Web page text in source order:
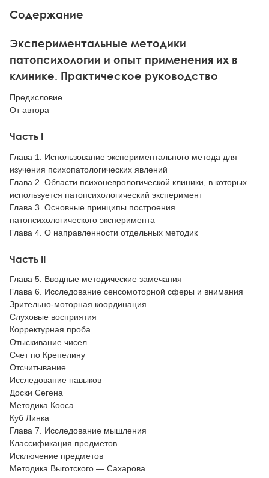
Содержание
Экспериментальные методики
патопсихологии и опыт применения их в
клинике. Практическое руководство
Предисловие
От автора
Часть I
Глава 1. Использование экспериментального метода для
изучения психопатологических явлений
Глава 2. Области психоневрологической клиники, в которых
используется патопсихологический эксперимент
Глава 3. Основные принципы построения
патопсихологического эксперимента
Глава 4. О направленности отдельных методик
Часть II
Глава 5. Вводные методические замечания
Глава 6. Исследование сенсомоторной сферы и внимания
Зрительно-моторная координация
Слуховые восприятия
Корректурная проба
Отыскивание чисел
Счет по Крепелину
Отсчитывание
Исследование навыков
Доски Сегена
Методика Кооса
Куб Линка
Глава 7. Исследование мышления
Классификация предметов
Исключение предметов
Методика Выготского — Сахарова